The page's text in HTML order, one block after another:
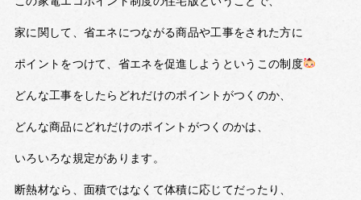
家に関して、省エネにつながる商品や工事をされた方に
ポイントをつけて、省エネを促進しようというこの制度
どんな工事をしたらどれだけのポイントがつくのか、
どんな商品にどれだけのポイントがつくのかは、
いろいろな規定があります。
断熱材なら、面積ではなくて体積に応じてだったり、